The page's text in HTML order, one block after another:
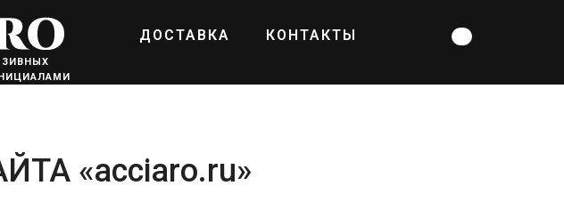
ДОСТАВКА КОНТАКТЫ
«acciaro.ru»